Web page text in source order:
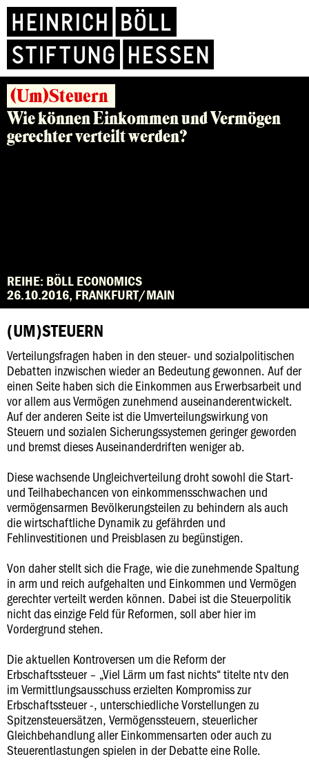
(Um)Steuern
Wie können Einkommen und Vermögen
gerechter verteilt werden?
REIHE: BÖLL ECONOMICS
26.10.2016, FRANKFURT/MAIN
(UM)STEUERN
Verteilungsfragen haben in den steuer- und sozialpolitischen
Debatten inzwischen wieder an Bedeutung gewonnen. Auf der
einen Seite haben sich die Einkommen aus Erwerbsarbeit und
vor allem aus Vermögen zunehmend auseinanderentwickelt.
Auf der anderen Seite ist die Umverteilungswirkung von
Steuern und sozialen Sicherungssystemen geringer geworden
und bremst dieses Auseinanderdriften weniger ab.
Diese wachsende Ungleichverteilung droht sowohl die Start-
und Teilhabechancen von einkommensschwachen und
vermögensarmen Bevölkerungsteilen zu behindern als auch
die wirtschaftliche Dynamik zu gefährden und
Fehlinvestitionen und Preisblasen zu begünstigen.
Von daher stellt sich die Frage, wie die zunehmende Spaltung
in arm und reich aufgehalten und Einkommen und Vermögen
gerechter verteilt werden können. Dabei ist die Steuerpolitik
nicht das einzige Feld für Reformen, soll aber hier im
Vordergrund stehen.
Die aktuellen Kontroversen um die Reform der
Erbschaftssteuer – „Viel Lärm um fast nichts“ titelte ntv den
im Vermittlungsausschuss erzielten Kompromiss zur
Erbschaftssteuer -, unterschiedliche Vorstellungen zu
Spitzensteuersätzen, Vermögenssteuern, steuerlicher
Gleichbehandlung aller Einkommensarten oder auch zu
Steuerentlastungen spielen in der Debatte eine Rolle.